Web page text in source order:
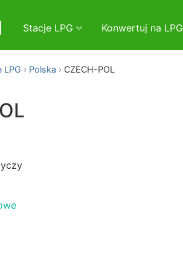
Stacje LPG Konwertuj na LPG
LPG Polska CZECH-POL